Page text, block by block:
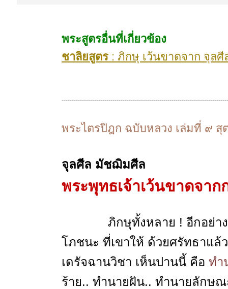
พระสูตรอื่นที่เกี่ยวข้อง
ชาลิยสูตร : ภิกษุ เว้นขาดจาก จุล
พระไตรปิฎก ฉบับหลวง เล่มที่ ๙
จุลศีล มัชฌิมศีล
พระพุทธเจ้าเว้นขาดจาก
ภิกษุทั้งหลาย ! อีกอย่างห
โภชนะ ที่เขาให้ ด้วยศรัทธาแล้
เดรัจฉานวิชา เห็นปานนี้ คือ ทำ
ร้าย.. ทำนายฝัน.. ทำนายลักษ